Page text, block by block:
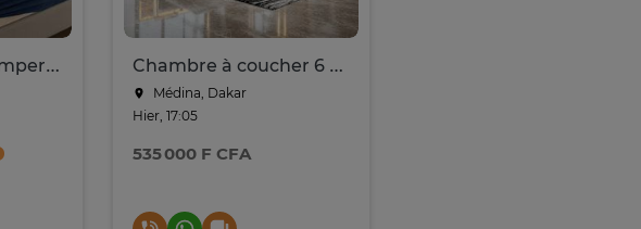
Housse matelas Imperméable Chambre à coucher 6 battant 7pièces beige
Médina, Dakar
Hier, 17:05
535 000 F CFA